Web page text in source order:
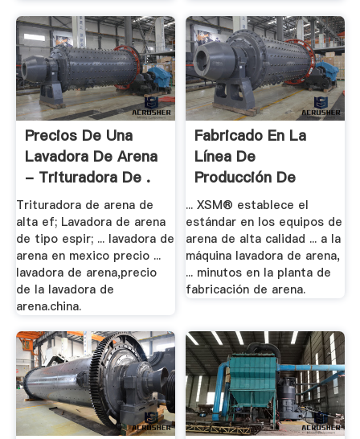
Precios De Una
Lavadora De Arena
- Trituradora De .
Trituradora de arena de
alta ef; Lavadora de arena
de tipo espir; ... lavadora de
arena en mexico precio ...
lavadora de arena,precio
de la lavadora de
arena.china.
Fabricado En La
Línea De
Producción De
Arena - .
... XSM® establece el
estándar en los equipos de
arena de alta calidad ... a la
máquina lavadora de arena,
... minutos en la planta de
fabricación de arena.